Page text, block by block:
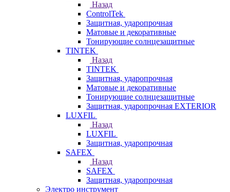
Назад
ControlTek
Защитная, ударопрочная
Матовые и декоративные
Тонирующие солнцезащитные
TINTEK
Назад
TINTEK
Защитная, ударопрочная
Матовые и декоративные
Тонирующие солнцезащитные
Защитная, ударопрочная EXTERIOR
LUXFIL
Назад
LUXFIL
Защитная, ударопрочная
SAFEX
Назад
SAFEX
Защитная, ударопрочная
Электро инструмент